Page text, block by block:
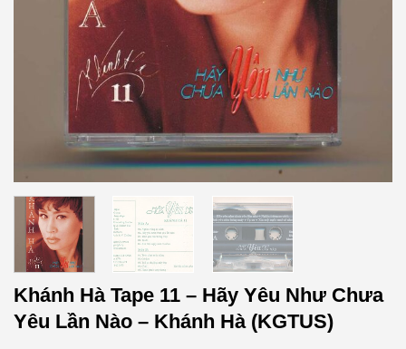
Khánh Hà Tape 11 – Hãy Yêu Như Chưa
Yêu Lần Nào – Khánh Hà (KGTUS)